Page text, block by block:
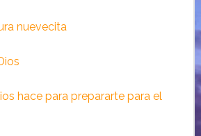
nuevecita
hace para prepararte para el